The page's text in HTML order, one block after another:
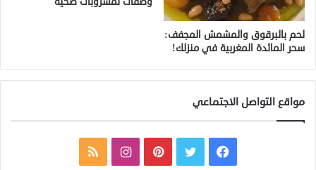
لحم بالبرقوق والمشمش المجفف:
سحر المائدة المغربية في منزلك!
مواقع التواصل الاجتماعي